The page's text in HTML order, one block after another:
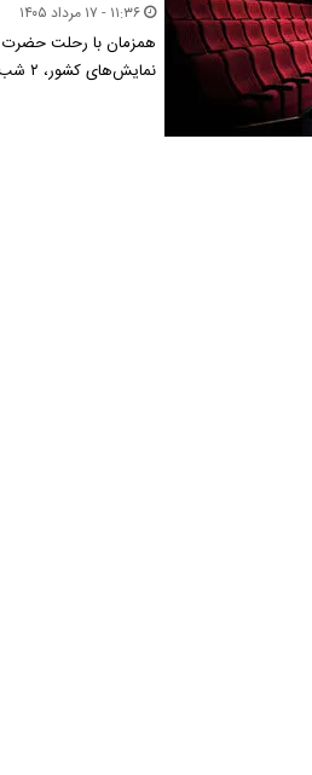
۱۱:۳۶ - ۱۷ مرداد ۱۴۰۵
همزمان با رحلت
نمایش‌های کشور، ٢ شب اجرا نخواهند داشت.